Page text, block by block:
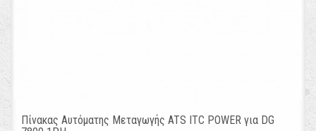
Πίνακας Αυτόματης Μεταγωγής ATS ITC POWER για DG